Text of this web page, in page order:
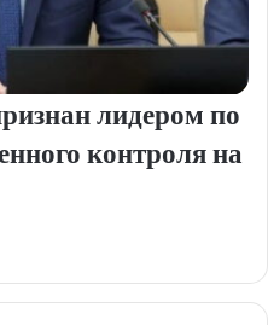
лидером по
контроля на